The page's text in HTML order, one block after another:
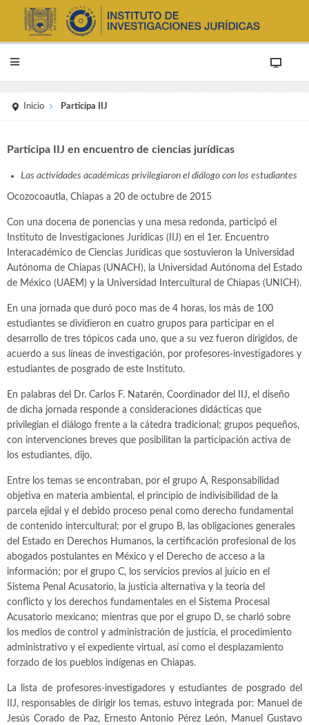
Inicio Participa IIJ
Participa IIJ en encuentro de ciencias jurídicas
Las actividades académicas privilegiaron el diálogo con los estudiantes
Ocozocoautla, Chiapas a 20 de octubre de 2015
Con una docena de ponencias y una mesa redonda, participó el
Instituto de Investigaciones Jurídicas (IIJ) en el 1er. Encuentro
Interacadémico de Ciencias Jurídicas que sostuvieron la Universidad
Autónoma de Chiapas (UNACH), la Universidad Autónoma del Estado
de México (UAEM) y la Universidad Intercultural de Chiapas (UNICH).
En una jornada que duró poco mas de 4 horas, los más de 100
estudiantes se dividieron en cuatro grupos para participar en el
desarrollo de tres tópicos cada uno, que a su vez fueron dirigidos, de
acuerdo a sus líneas de investigación, por profesores-investigadores y
estudiantes de posgrado de este Instituto.
En palabras del Dr. Carlos F. Natarén, Coordinador del IIJ, el diseño
de dicha jornada responde a consideraciones didácticas que
privilegian el diálogo frente a la cátedra tradicional; grupos pequeños,
con intervenciones breves que posibilitan la participación activa de
los estudiantes, dijo.
Entre los temas se encontraban, por el grupo A, Responsabilidad
objetiva en materia ambiental, el principio de indivisibilidad de la
parcela ejidal y el debido proceso penal como derecho fundamental
de contenido intercultural; por el grupo B, las obligaciones generales
del Estado en Derechos Humanos, la certificación profesional de los
abogados postulantes en México y el Derecho de acceso a la
información; por el grupo C, los servicios previos al juicio en el
Sistema Penal Acusatorio, la justicia alternativa y la teoría del
conflicto y los derechos fundamentales en el Sistema Procesal
Acusatorio mexicano; mientras que por el grupo D, se charló sobre
los medios de control y administración de justicia, el procedimiento
administrativo y el expediente virtual, así como el desplazamiento
forzado de los pueblos indígenas en Chiapas.
La lista de profesores-investigadores y estudiantes de posgrado del
IIJ, responsables de dirigir los temas, estuvo integrada por: Manuel de
Jesús Corado de Paz, Ernesto Antonio Pérez León, Manuel Gustavo